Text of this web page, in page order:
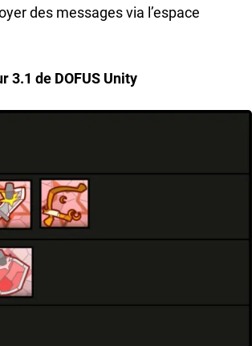
des messages via l’espace
3.1 de DOFUS Unity